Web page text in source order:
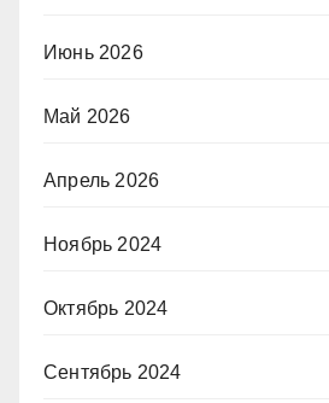
Июнь 2026
Май 2026
Апрель 2026
Ноябрь 2024
Октябрь 2024
Сентябрь 2024